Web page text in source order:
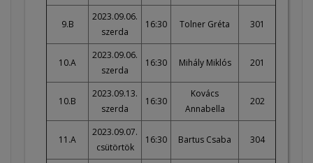
9.B
2023.09.06.
szerda
16:30 Tolner Gréta 301
10.A
2023.09.06.
szerda
16:30 Mihály Miklós 201
10.B
2023.09.13.
szerda
16:30
Kovács
Annabella
202
11.A
2023.09.07.
csütörtök
16:30 Bartus Csaba 304